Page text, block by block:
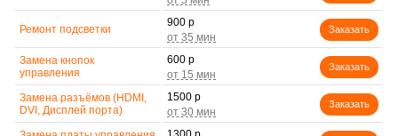
Ремонт подсветки
900 р
Заказать
Замена кнопок
управления
600 р
Заказать
Замена разъёмов (HDMI,
DVI, Дисплей порта)
1500 р
Заказать